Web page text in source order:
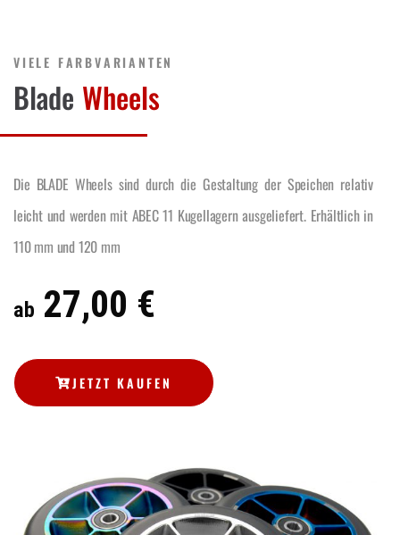
VIELE FARBVARIANTEN
Blade Wheels
Die BLADE Wheels sind durch die Gestaltung der Speichen relativ
leicht und werden mit ABEC 11 Kugellagern ausgeliefert. Erhältlich in
110 mm und 120 mm
ab 27,00 €
JETZT KAUFEN